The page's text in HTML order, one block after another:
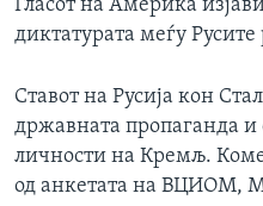
Гласот на Америка
диктатурата меѓу Русите
Ставот на Русија кон
државната пропаганда и
личности на Кремљ.
од анкетата на ВЦИОМ,